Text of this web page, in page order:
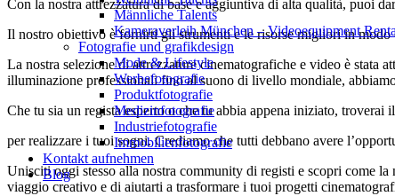
Männliche Talents
Kameraverleih München – Videoequipment
Fotografie und grafikdesign
Mode & Lifestyle
Werbefotografie
Produktfotografie
Medizinfotografie
Industriefotografie
Immobilienfotografie
Kontakt aufnehmen
Blog
Con la nostra attrezzatura di base e aggiuntiva di alta qualità, puoi
Il nostro obiettivo è fornirti gli strumenti e le risorse migliori in modo
La nostra selezione di attrezzature cinematografiche e video è stata
illuminazione professionali fino al suono di livello mondiale,
Che tu sia un regista esperto o che tu abbia appena iniziato, troverai
per realizzare i tuoi sogni. Crediamo che tutti debbano avere
Unisciti oggi stesso alla nostra community di registi e scopri come
viaggio creativo e di aiutarti a trasformare i tuoi progetti